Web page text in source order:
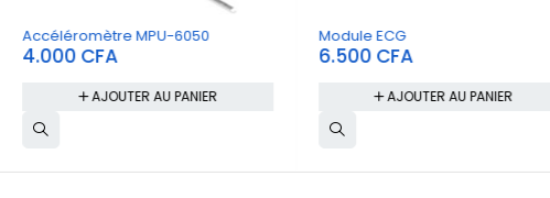
Accéléromètre MPU-6050
4.000 CFA
AJOUTER AU PANIER
Module ECG
6.500 CFA
AJOUTER AU PANIER